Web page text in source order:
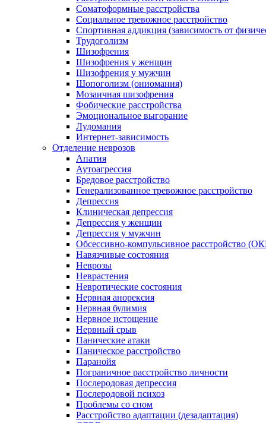
Соматоформные расстройства
Социальное тревожное расстройство
Спортивная аддикция (зависимость от
Трудоголизм
Шизофрения
Шизофрения у женщин
Шизофрения у мужчин
Шопоголизм (ониомания)
Мозаичная шизофрения
Фобические расстройства
Эмоциональное выгорание
Лудомания
Интернет-зависимость
Отделение неврозов
Апатия
Аутоагрессия
Бредовое расстройство
Генерализованное тревожное расстройство
Депрессия
Клиническая депрессия
Депрессия у женщин
Депрессия у мужчин
Обсессивно-компульсивное расстройство
Навязчивые состояния
Неврозы
Неврастения
Невротические состояния
Нервная анорексия
Нервная булимия
Нервное истощение
Нервный срыв
Панические атаки
Паническое расстройство
Паранойя
Пограничное расстройство личности
Послеродовая депрессия
Послеродовой психоз
Проблемы со сном
Расстройство адаптации (дезадаптация)